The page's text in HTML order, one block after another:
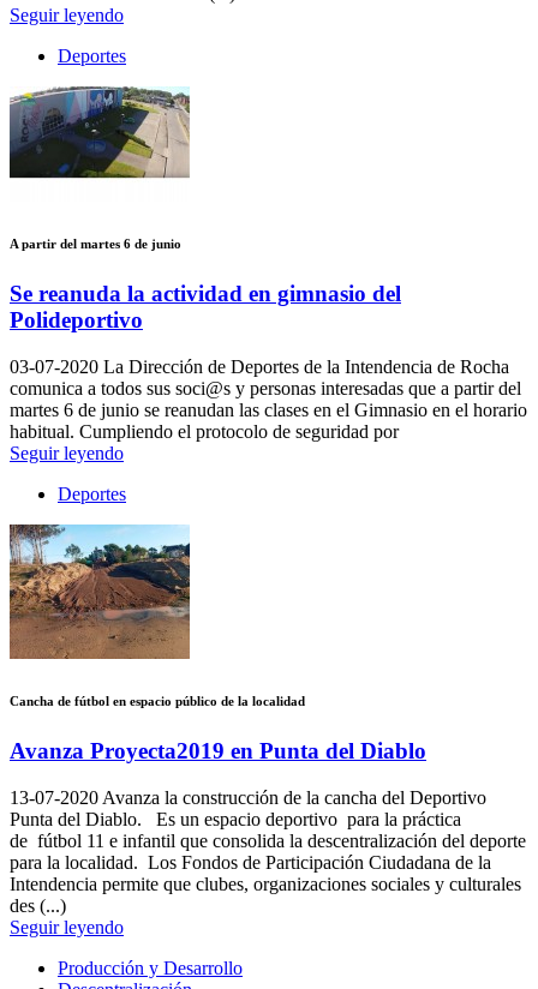
Seguir leyendo
Deportes
A partir del martes 6 de junio
Se reanuda la actividad en gimnasio del
Polideportivo
03-07-2020 La Dirección de Deportes de la Intendencia de Rocha
comunica a todos sus soci@s y personas interesadas que a partir del
martes 6 de junio se reanudan las clases en el Gimnasio en el horario
habitual. Cumpliendo el protocolo de seguridad por
Seguir leyendo
Deportes
Cancha de fútbol en espacio público de la localidad
Avanza Proyecta2019 en Punta del Diablo
13-07-2020 Avanza la construcción de la cancha del Deportivo
Punta del Diablo. Es un espacio deportivo para la práctica
de fútbol 11 e infantil que consolida la descentralización del deporte
para la localidad. Los Fondos de Participación Ciudadana de la
Intendencia permite que clubes, organizaciones sociales y culturales
des (...)
Seguir leyendo
Producción y Desarrollo